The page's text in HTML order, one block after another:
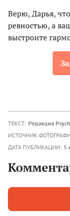
Верю, Дарья,
ревностью, а
выстроите
ТЕКСТ: Редакция
ИСТОЧНИК
ДАТА ПУБЛИКАЦИИ: 5